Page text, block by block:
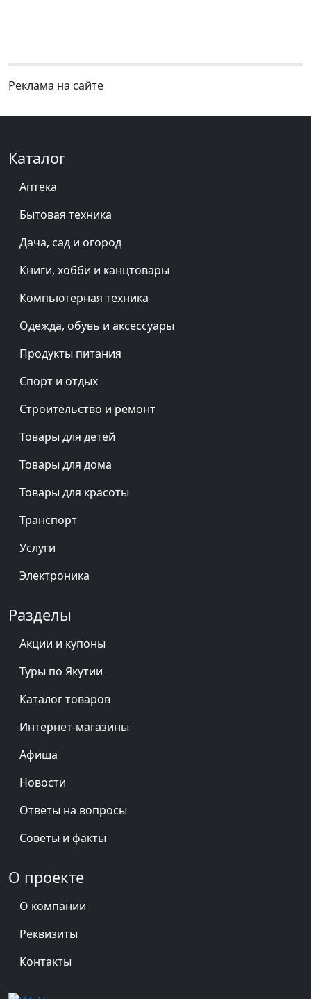
Реклама на сайте
Каталог
Аптека
Бытовая техника
Дача, сад и огород
Книги, хобби и канцтовары
Компьютерная техника
Одежда, обувь и аксессуары
Продукты питания
Спорт и отдых
Строительство и ремонт
Товары для детей
Товары для дома
Товары для красоты
Транспорт
Услуги
Электроника
Разделы
Акции и купоны
Туры по Якутии
Каталог товаров
Интернет-магазины
Афиша
Новости
Ответы на вопросы
Советы и факты
О проекте
О компании
Реквизиты
Контакты